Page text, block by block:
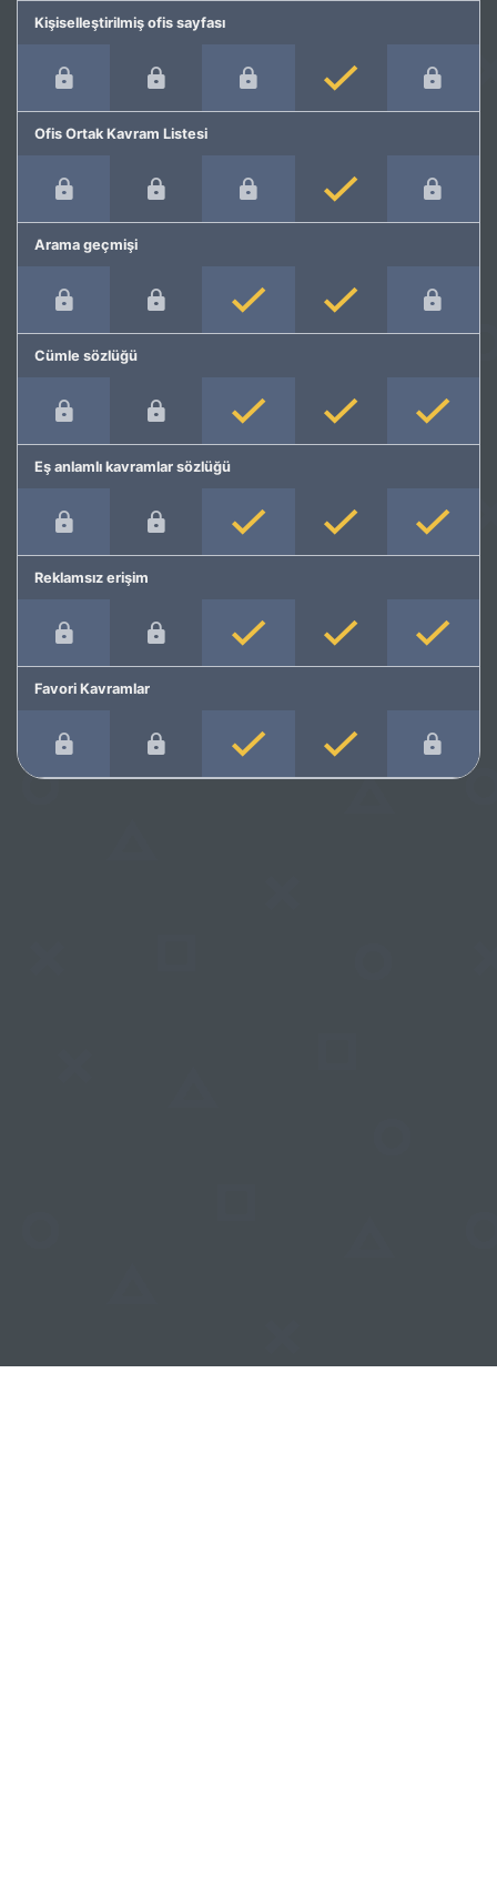
Kişiselleştirilmiş ofis sayfası
Ofis Ortak Kavram Listesi
Arama geçmişi
Cümle sözlüğü
Eş anlamlı kavramlar sözlüğü
Reklamsız erişim
Favori Kavramlar